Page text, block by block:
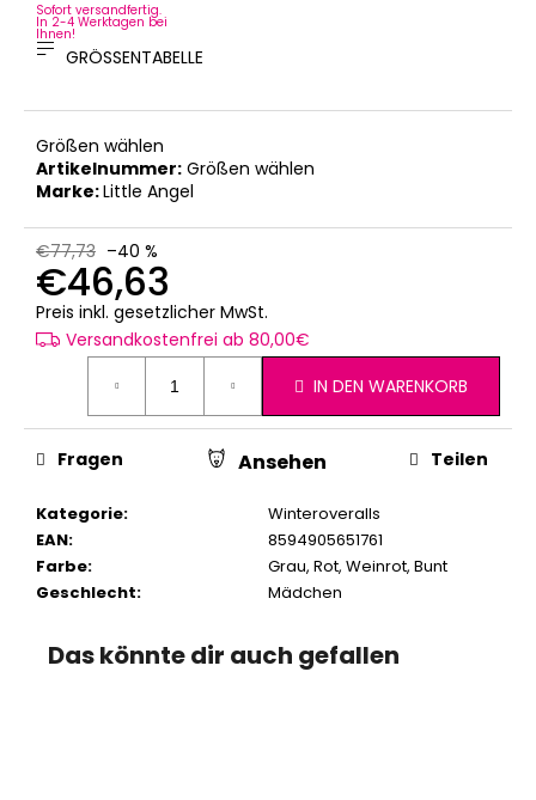
Sofort versandfertig.
In 2-4 Werktagen bei
Ihnen!
GRÖSSENTABELLE
Größen wählen
Artikelnummer: Größen wählen
Marke:Little Angel
€77,73 –40 %
€46,63
Preis inkl. gesetzlicher MwSt.
Versandkostenfrei ab 80,00€
IN DEN WARENKORB
Kategorie:
Winteroveralls
EAN:
8594905651761
Farbe: Grau, Rot, Weinrot, Bunt
Geschlecht: Mädchen
Fragen Ansehen Teilen
Das könnte dir auch gefallen